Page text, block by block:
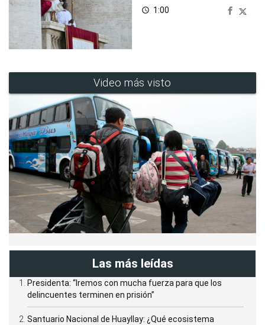
access_time 1:00
Video más visto
Las más leídas
Presidenta: “Iremos con mucha fuerza para que los
delincuentes terminen en prisión”
Santuario Nacional de Huayllay: ¿Qué ecosistema